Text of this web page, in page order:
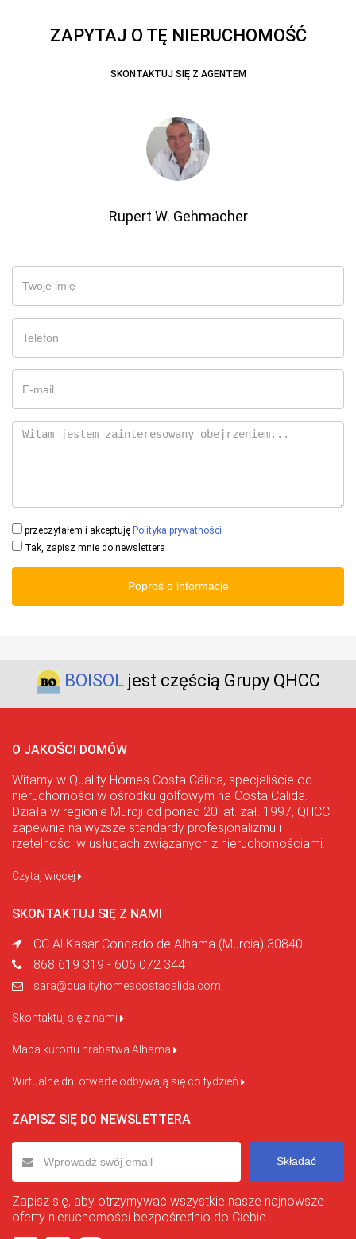
ZAPYTAJ O TĘ NIERUCHOMOŚĆ
SKONTAKTUJ SIĘ Z AGENTEM
Rupert W. Gehmacher
przeczytałem i akceptuję Polityka prywatności
Tak, zapisz mnie do newslettera
Poproś o informacje
BOISOLjest częścią Grupy QHCC
O JAKOŚCI DOMÓW
Witamy w Quality Homes Costa Cálida, specjaliście od
nieruchomości w ośrodku golfowym na Costa Calida.
Działa w regionie Murcji od ponad 20 lat. zał. 1997, QHCC
zapewnia najwyższe standardy profesjonalizmu i
rzetelności w usługach związanych z nieruchomościami.
Czytaj więcej
SKONTAKTUJ SIĘ Z NAMI
CC Al Kasar Condado de Alhama (Murcia) 30840
868 619 319 - 606 072 344
sara@qualityhomescostacalida.com
Skontaktuj się z nami
Mapa kurortu hrabstwa Alhama
Wirtualne dni otwarte odbywają się co tydzień
ZAPISZ SIĘ DO NEWSLETTERA
Składać
Zapisz się, aby otrzymywać wszystkie nasze najnowsze
oferty nieruchomości bezpośrednio do Ciebie.